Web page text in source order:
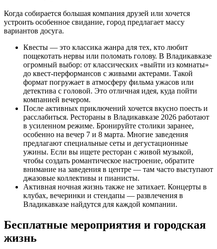
Когда собирается большая компания друзей или хочется
устроить особенное свидание, город предлагает массу
вариантов досуга.
Квесты — это классика жанра для тех, кто любит
пощекотать нервы или поломать голову. В Владикавказе
огромный выбор: от классических «выйти из комнаты»
до квест-перформансов с живыми актерами. Такой
формат погружает в атмосферу фильма ужасов или
детектива с головой. Это отличная идея, куда пойти
компанией вечером.
После активных приключений хочется вкусно поесть и
расслабиться. Рестораны в Владикавказе 2026 работают
в усиленном режиме. Бронируйте столики заранее,
особенно на вечер 7 и 8 марта. Многие заведения
предлагают специальные сеты и дегустационные
ужины. Если вы ищете ресторан с живой музыкой,
чтобы создать романтическое настроение, обратите
внимание на заведения в центре — там часто выступают
джазовые коллективы и пианисты.
Активная ночная жизнь также не затихает. Концерты в
клубах, вечеринки и стендапы — развлечения в
Владикавказе найдутся для каждой компании.
Бесплатные мероприятия и городская
жизнь